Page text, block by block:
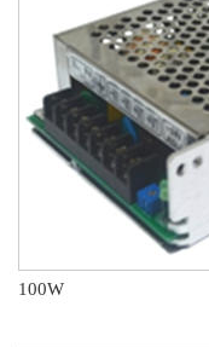
公司荣
参加第
第八届
100W